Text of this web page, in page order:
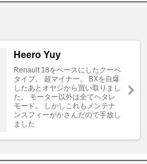
Heero Yuy
Renault 18をベースにしたクーペ
タイプ。 超マイナー。 BXを自爆
したあとオヤジから買い取りまし
た。 モーター以外は全てヘタレ
モード。 しかしこれもメンテナ
ンスフィーがかさんだので手放し
ました